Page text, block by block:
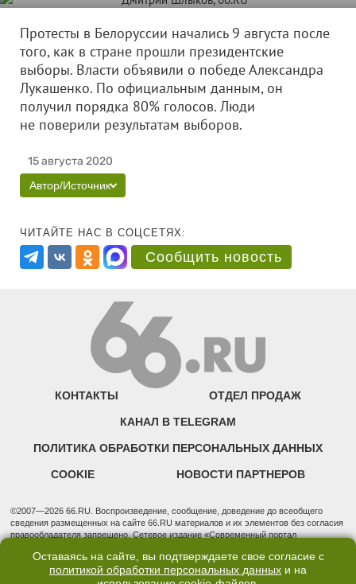
Протесты в Белоруссии начались 9 августа после
того, как в стране прошли президентские
выборы. Власти объявили о победе Александра
Лукашенко. По официальным данным, он
получил порядка 80% голосов. Люди
не поверили результатам выборов.
15 августа 2020
Автор/Источник
ЧИТАЙТЕ НАС В СОЦСЕТЯХ:
Сообщить новость
КОНТАКТЫ ОТДЕЛ ПРОДАЖ
КАНАЛ В TELEGRAM
ПОЛИТИКА ОБРАБОТКИ ПЕРСОНАЛЬНЫХ ДАННЫХ
COOKIE НОВОСТИ ПАРТНЕРОВ
©2007—2026 66.RU. Воспроизведение, сообщение, доведение до всеобщего
сведения размещенных на сайте 66.RU материалов и их элементов без согласия
правообладателя запрещено. Сетевое издание «Современный портал
надзору в сфере связи, информационных технологий и массовых коммуникаций
(Роскомнадзор). Регистрационный номер ЭЛ № ФС 77 - 76634 от 02.09.2019
Оставаясь на сайте, вы подтверждаете свое согласие с
политикой обработки персональных данных и на